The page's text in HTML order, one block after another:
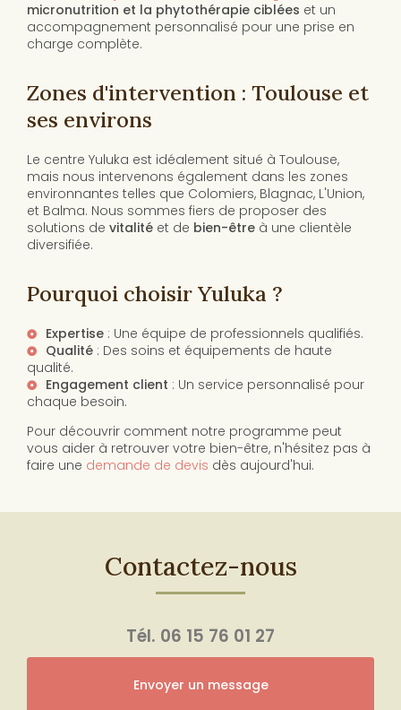
micronutrition et la phytothérapie ciblées et un
accompagnement personnalisé pour une prise en
charge complète.
Zones d'intervention : Toulouse et
ses environs
Le centre Yuluka est idéalement situé à Toulouse,
mais nous intervenons également dans les zones
environnantes telles que Colomiers, Blagnac, L'Union,
et Balma. Nous sommes fiers de proposer des
solutions de vitalité et de bien-être à une clientèle
diversifiée.
Pourquoi choisir Yuluka ?
Expertise : Une équipe de professionnels qualifiés.
Qualité : Des soins et équipements de haute
qualité.
Engagement client : Un service personnalisé pour
chaque besoin.
Pour découvrir comment notre programme peut
vous aider à retrouver votre bien-être, n'hésitez pas à
faire une demande de devis dès aujourd'hui.
Contactez-nous
Tél. 06 15 76 01 27
Envoyer un message